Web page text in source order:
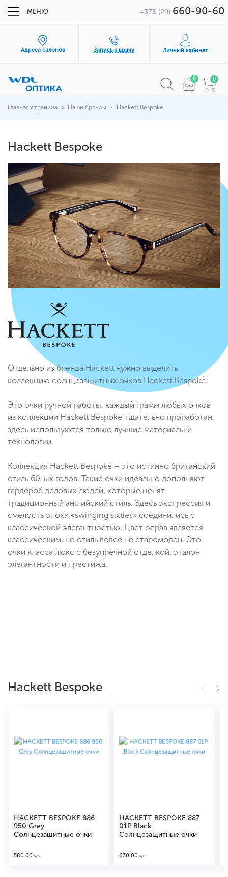
МЕНЮ +375 (29) 660-90-60
Адреса салонов Запись к врачу Личный кабинет
0 0
Главная страница Наши брэнды Hackett Bespoke
Hackett Bespoke
Отдельно из бренда Hackett нужно выделить
коллекцию солнцезащитных очков Hackett Bespoke.
Это очки ручной работы: каждый грамм любых очков
из коллекции Hackett Bespoke тщательно проработан,
здесь используются только лучшие материалы и
технологии.
Коллекция Hackett Bespoke – это истинно британский
стиль 60-ых годов. Такие очки идеально дополняют
гардероб деловых людей, которые ценят
традиционный английский стиль. Здесь экспрессия и
смелость эпохи «swinging sixties» соединились с
классической элегантностью. Цвет оправ является
классическим, но стиль вовсе не старомоден. Это
очки класса люкс с безупречной отделкой, эталон
элегантности и престижа.
Hackett Bespoke
HACKETT BESPOKE 886
950 Grey
Солнцезащитные очки
580.00 руб.
HACKETT BESPOKE 887
01P Black
Солнцезащитные очки
630.00 руб.